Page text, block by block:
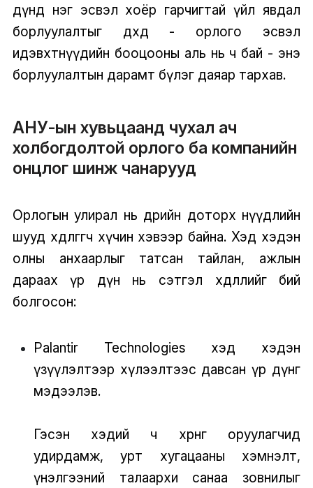
дүнд нэг эсвэл хоёр гарчигтай үйл явдал
борлуулалтыг өдөөхөд - орлого эсвэл
идэвхтнүүдийн бооцооны аль нь ч бай - энэ
борлуулалтын дарамт бүлэг даяар тархав.
АНУ-ын хувьцаанд чухал ач
холбогдолтой орлого ба компанийн
онцлог шинж чанарууд
Орлогын улирал нь өдрийн доторх нүүдлийн
шууд хөдөлгөгч хүчин хэвээр байна. Хэд хэдэн
олны анхаарлыг татсан тайлан, ажлын
дараах үр дүн нь сэтгэл хөдлөлийг бий
болгосон:
Palantir Technologies хэд хэдэн
үзүүлэлтээр хүлээлтээс давсан үр дүнг
мэдээлэв.
Гэсэн хэдий ч хөрөнгө оруулагчид
удирдамж, урт хугацааны хэмнэлт,
үнэлгээний талаархи санаа зовнилыг